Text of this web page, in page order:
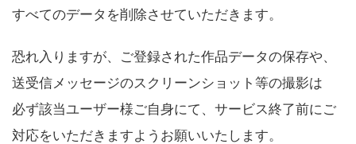
すべてのデータを削除させていただきます。
恐れ入りますが、ご登録された作品データの保存や、
送受信メッセージのスクリーンショット等の撮影は
必ず該当ユーザー様ご自身にて、サービス終了前にご
対応をいただきますようお願いいたします。